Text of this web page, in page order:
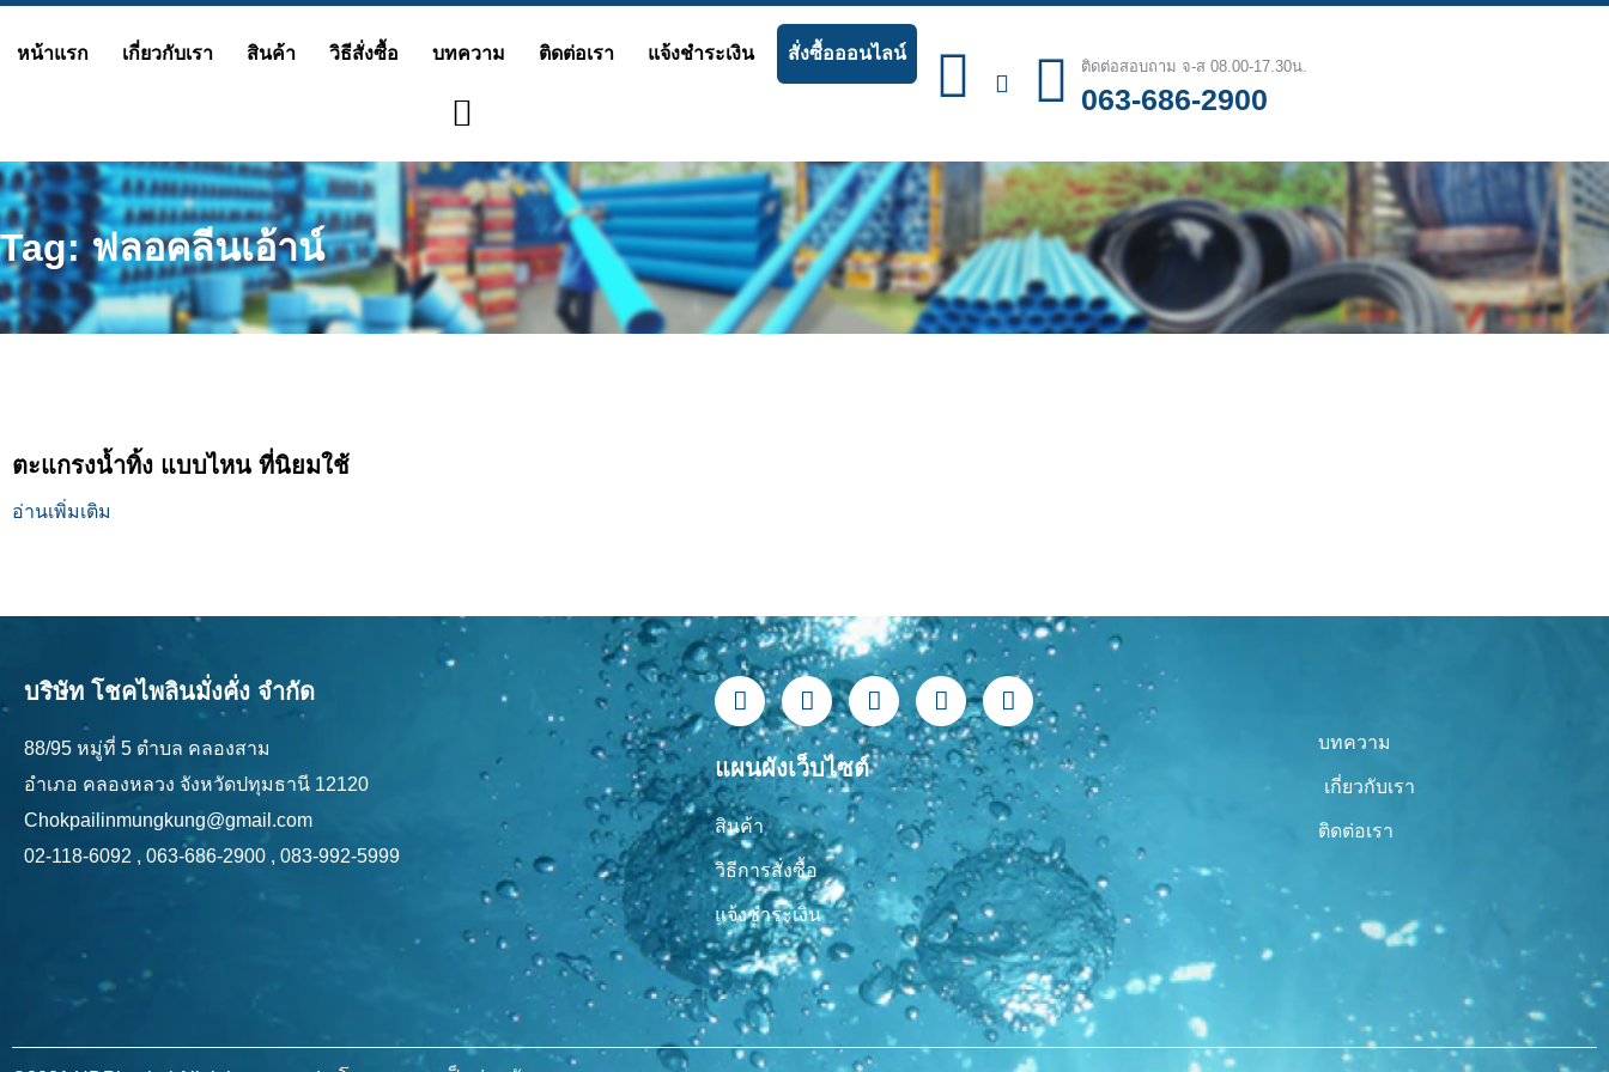
หน้าแรก เกี่ยวกับเรา สินค้า วิธีสั่งซื้อ บทความ ติดต่อเรา แจ้งชำระเงิน สั่งซื้อออนไลน์
ติดต่อสอบถาม จ-ส 08.00-17.30น.
063-686-2900
Tag: ฟลอคลีนเอ้าน์
ตะแกรงน้ำทิ้ง แบบไหน ที่นิยมใช้
อ่านเพิ่มเติม
บริษัท โชคไพลินมั่งคั่ง จำกัด
88/95 หมู่ที่ 5 ตำบล คลองสาม
อำเภอ คลองหลวง จังหวัดปทุมธานี 12120
Chokpailinmungkung@gmail.com
02-118-6092 , 063-686-2900 , 083-992-5999
F
a
c
e
b
o
o
k
-
f
L
i
n
e
Y
o
u
t
u
b
T
i
k
t
k
I
n
s
t
a
g
r
a
m
แผนผังเว็บไซต์
สินค้า
วิธีการสั่งซื้อ
แจ้งชำระเงิน
บทความ
เกี่ยวกับเรา
ติดต่อเรา